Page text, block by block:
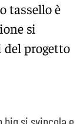
tassello è
si
progetto